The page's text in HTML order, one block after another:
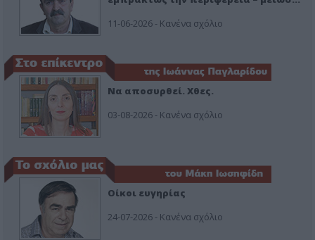
11-06-2026 - Κανένα σχόλιο
Να αποσυρθεί. Χθες.
03-08-2026 - Κανένα σχόλιο
Οίκοι ευγηρίας
24-07-2026 - Κανένα σχόλιο